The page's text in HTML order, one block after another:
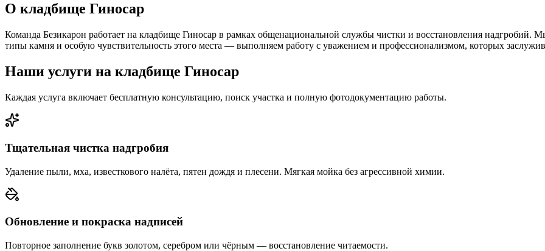
О кладбище Гиносар
Команда Безикарон работает на кладбище Гиносар в рамках общенациональной службы чистки и восстановления надгробий.
типы камня и особую чувствительность этого места — выполняем работу с уважением и профессионализмом, которых
Наши услуги на кладбище Гиносар
Каждая услуга включает бесплатную консультацию, поиск участка и полную фотодокументацию работы.
Тщательная чистка надгробия
Удаление пыли, мха, известкового налёта, пятен дождя и плесени. Мягкая мойка без агрессивной химии.
Обновление и покраска надписей
Повторное заполнение букв золотом, серебром или чёрным — восстановление читаемости.